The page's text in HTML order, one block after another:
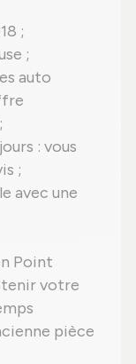
;
;
auto
: vous
;
avec une
Point
votre
pièce